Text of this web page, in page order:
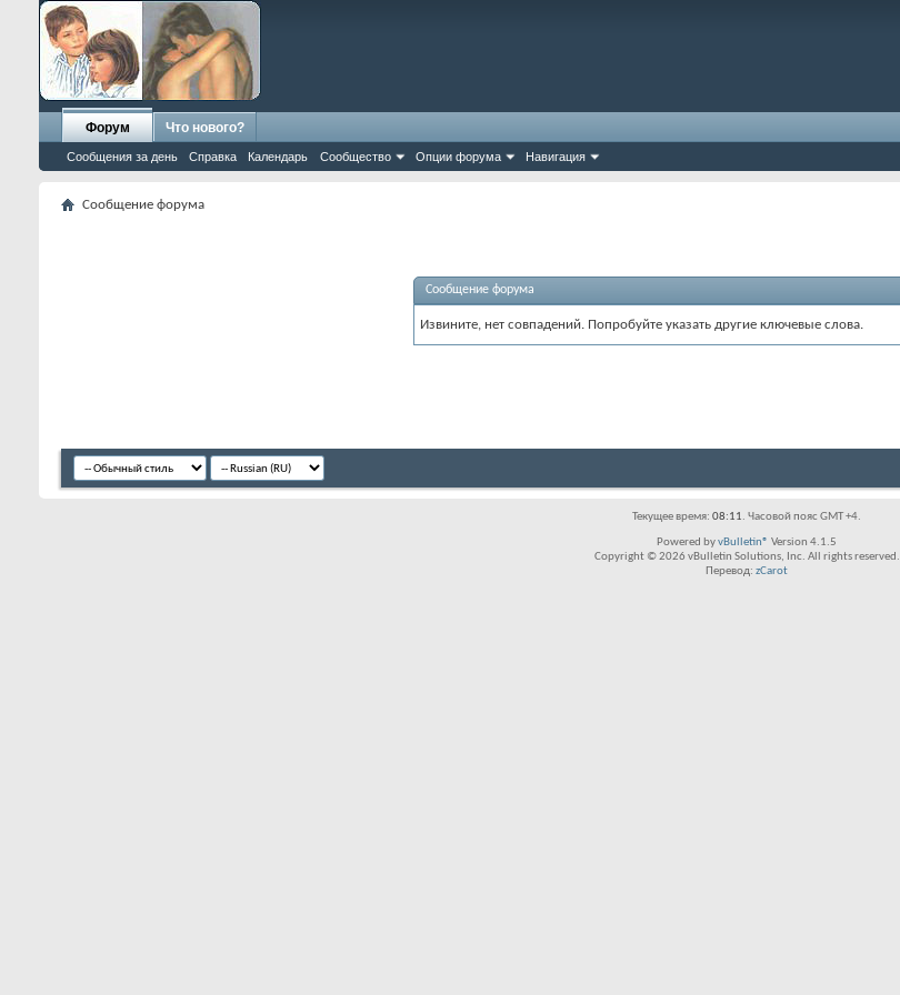
Форум
Сообщения за день Справка Календарь Сообщество Опции форума Навигация
Что нового?
Сообщение форума
Сообщение форума
Извините, нет совпадений. Попробуйте указать другие ключевые слова.
Текущее время: 08:11. Часовой пояс GMT +4.
Powered byvBulletin® Version 4.1.5
Copyright © 2026 vBulletin Solutions, Inc. All rights reserved.
Перевод: zCarot